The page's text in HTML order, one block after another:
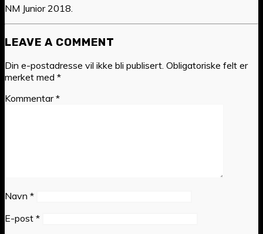
NM Junior 2018.
LEAVE A COMMENT
Din e-postadresse vil ikke bli publisert. Obligatoriske felt er
merket med *
Kommentar*
Navn *
E-post *